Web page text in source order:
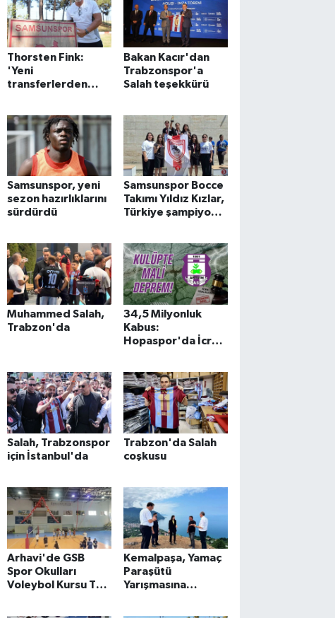
Thorsten Fink:
'Yeni
transferlerden
yapacağız'
Bakan Kacır'dan
Trabzonspor'a
Salah teşekkürü
Samsunspor, yeni
sezon hazırlıklarını
sürdürdü
Samsunspor Bocce
Takımı Yıldız Kızlar,
Türkiye şampiyonu
Muhammed Salah,
Trabzon'da
34,5 Milyonluk
Kabus:
Hopaspor'da İcra
Salah, Trabzonspor
için İstanbul'da
Trabzon'da Salah
coşkusu
Arhavi'de GSB
Spor Okulları
Voleybol Kursu Tam
Kemalpaşa, Yamaç
Paraşütü
Yarışmasına